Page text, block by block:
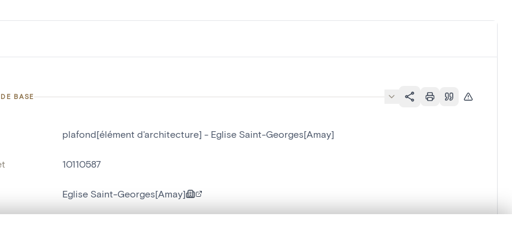
BASE
plafond[élément d'architecture] - Eglise Saint-Georges[Amay]
10110587
Eglise Saint-Georges[Amay]